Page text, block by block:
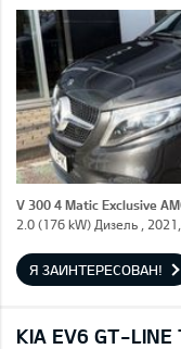
V 300 4 Matic Exclusive
2.0 (176 kW) Дизель ,
Я ЗАИНТЕРЕСОВАН!
KIA EV6 GT-LINE